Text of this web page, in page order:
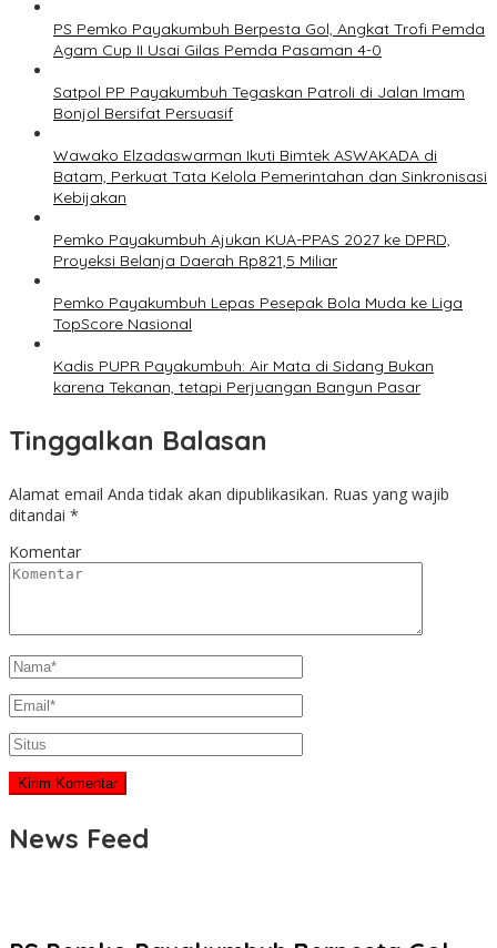
PS Pemko Payakumbuh Berpesta Gol, Angkat Trofi Pemda
Agam Cup II Usai Gilas Pemda Pasaman 4-0
Satpol PP Payakumbuh Tegaskan Patroli di Jalan Imam
Bonjol Bersifat Persuasif
Wawako Elzadaswarman Ikuti Bimtek ASWAKADA di
Batam, Perkuat Tata Kelola Pemerintahan dan Sinkronisasi
Kebijakan
Pemko Payakumbuh Ajukan KUA-PPAS 2027 ke DPRD,
Proyeksi Belanja Daerah Rp821,5 Miliar
Pemko Payakumbuh Lepas Pesepak Bola Muda ke Liga
TopScore Nasional
Kadis PUPR Payakumbuh: Air Mata di Sidang Bukan
karena Tekanan, tetapi Perjuangan Bangun Pasar
Tinggalkan Balasan
Alamat email Anda tidak akan dipublikasikan. Ruas yang wajib
ditandai *
Komentar
News Feed